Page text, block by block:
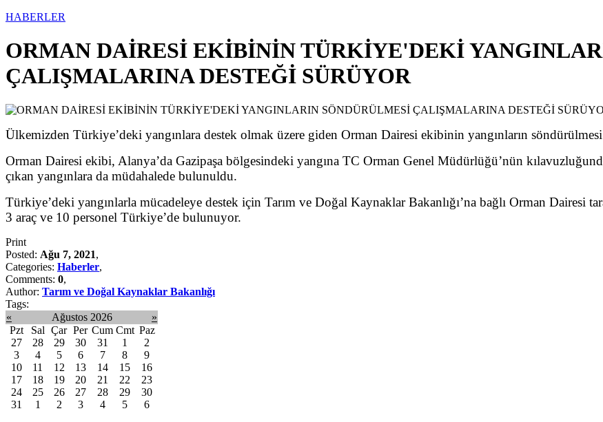
HABERLER
ORMAN DAİRESİ EKİBİNİN TÜRKİYE'DEKİ
ÇALIŞMALARINA DESTEĞİ SÜRÜYOR
Ülkemizden Türkiye’deki yangınlara destek olmak üzere giden Orman Dairesi ekibinin yangınların söndürülmesi
Orman Dairesi ekibi, Alanya’da Gazipaşa bölgesindeki yangına TC Orman Genel Müdürlüğü’nün
çıkan yangınlara da müdahalede bulunuldu.
Türkiye’deki yangınlarla mücadeleye destek için Tarım ve Doğal Kaynaklar Bakanlığı’na bağlı Orman Dairesi
3 araç ve 10 personel Türkiye’de bulunuyor.
Print
Posted: Ağu 7, 2021,
Categories: Haberler,
Comments: 0,
Author: Tarım ve Doğal Kaynaklar Bakanlığı
Tags:
«
Ağustos 2026
»
Pzt
Sal Çar Per Cum Cmt Paz
27
28 29 30 31 1
2
3
4 5 6 7 8
9
10
11 12 13 14 15
16
17
18 19 20 21 22
23
24
25 26 27 28 29
30
31
1 2 3 4 5 6